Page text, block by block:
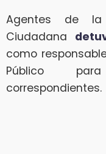
Agentes de la
Ciudadana
como
Público
correspondientes.